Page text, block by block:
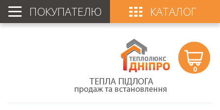
ПОКУПАТЕЛЮ КАТАЛОГ
0